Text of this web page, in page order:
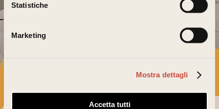
Statistiche
Marketing
Mostra dettagli
Accetta tutti
Apartments